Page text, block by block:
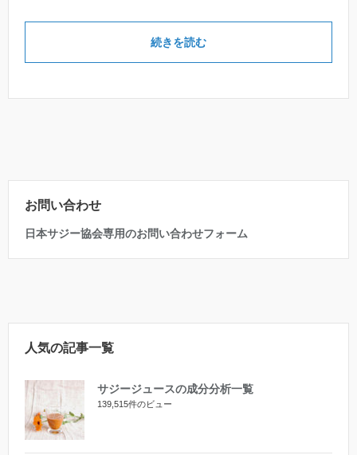
続きを読む
お問い合わせ
日本サジー協会専用のお問い合わせフォーム
人気の記事一覧
サジージュースの成分分析一覧
139,515件のビュー